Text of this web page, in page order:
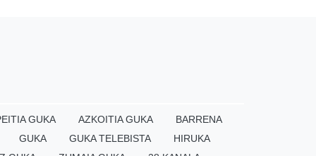
GUKA AZKOITIA GUKA
BARRENA
GUKA
GUKA TELEBISTA
HIRUKA